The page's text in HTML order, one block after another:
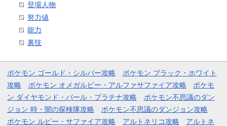
登場人物
努力値
能力
裏技
ポケモン ゴールド・シルバー攻略
ポケモン ブラック・ホワイト
攻略
ポケモン オメガルビー・アルファサファイア攻略
ポケモ
ン ダイヤモンド・パール・プラチナ攻略
ポケモン不思議のダン
ジョン 時・闇の探検隊攻略
ポケモン不思議のダンジョン攻略
ポケモン ルビー・サファイア攻略
アルトネリコ攻略
アルトネ